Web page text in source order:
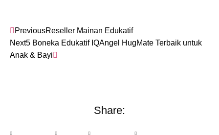
PreviousReseller Mainan Edukatif
Next5 Boneka Edukatif IQAngel HugMate Terbaik untuk
Anak & Bayi
Share: